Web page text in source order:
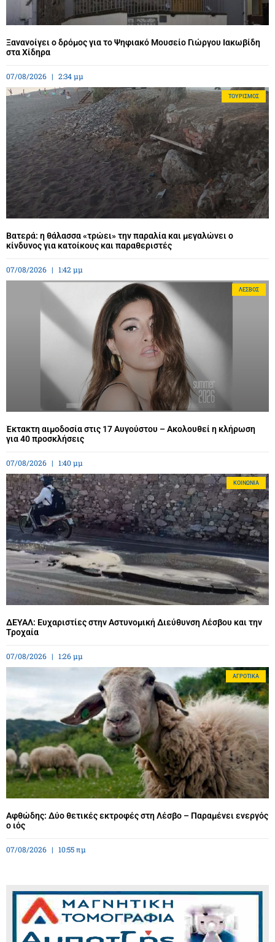
Ξανανοίγει ο δρόμος για το Ψηφιακό Μουσείο Γιώργου Ιακωβίδη
στα Χίδηρα
07/08/2026 2:34 μμ
ΤΟΥΡΙΣΜΌΣ
Βατερά: η θάλασσα «τρώει» την παραλία και μεγαλώνει ο
κίνδυνος για κατοίκους και παραθεριστές
07/08/2026 1:42 μμ
ΛΈΣΒΟΣ
Έκτακτη αιμοδοσία στις 17 Αυγούστου – Ακολουθεί η κλήρωση
για 40 προσκλήσεις
07/08/2026 1:40 μμ
ΚΟΙΝΩΝΊΑ
ΔΕΥΑΛ: Ευχαριστίες στην Αστυνομική Διεύθυνση Λέσβου και την
Τροχαία
07/08/2026 1:26 μμ
ΑΓΡΟΤΙΚΆ
Αφθώδης: Δύο θετικές εκτροφές στη Λέσβο – Παραμένει ενεργός
ο ιός
07/08/2026 10:55 πμ